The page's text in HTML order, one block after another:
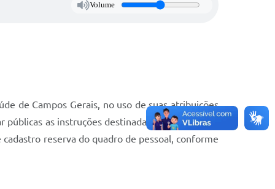
Volume
de Campos Gerais, no uso de suas atribuições
as instruções destinadas à realização de
cadastro reserva do quadro de pessoal, conforme